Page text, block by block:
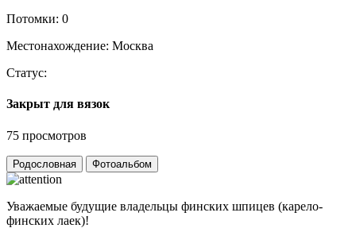
Потомки: 0
Местонахождение: Москва
Статус:
Закрыт для вязок
75 просмотров
Родословная Фотоальбом
Уважаемые будущие владельцы финских шпицев (карело-
финских лаек)!